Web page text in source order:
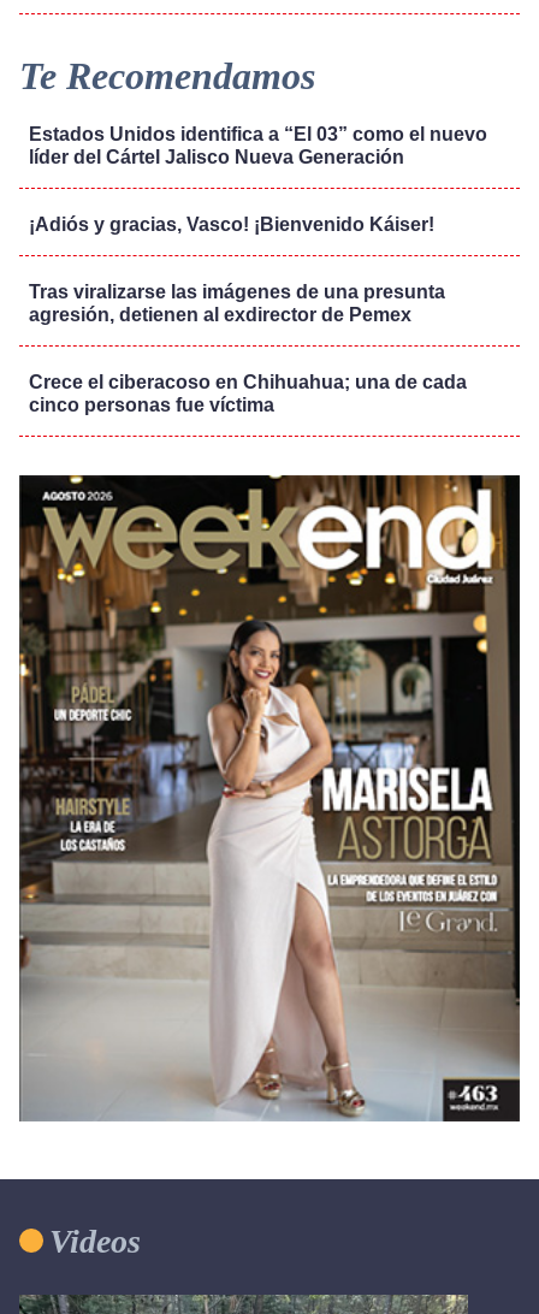
Te Recomendamos
Estados Unidos identifica a “El 03” como el nuevo
líder del Cártel Jalisco Nueva Generación
¡Adiós y gracias, Vasco! ¡Bienvenido Káiser!
Tras viralizarse las imágenes de una presunta
agresión, detienen al exdirector de Pemex
Crece el ciberacoso en Chihuahua; una de cada
cinco personas fue víctima
Videos